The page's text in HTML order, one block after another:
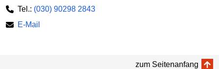
Tel.: (030) 90298 2843
E-Mail
zum Seitenanfang